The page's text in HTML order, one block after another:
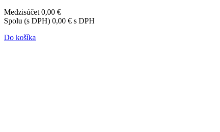
Medzisúčet 0,00 €
Spolu (s DPH) 0,00 € s DPH
Do košíka